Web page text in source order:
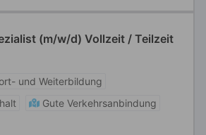
(m/w/d) Vollzeit / Teilzeit
und Weiterbildung
Gute Verkehrsanbindung